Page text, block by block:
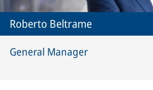
Roberto Beltrame
General Manager